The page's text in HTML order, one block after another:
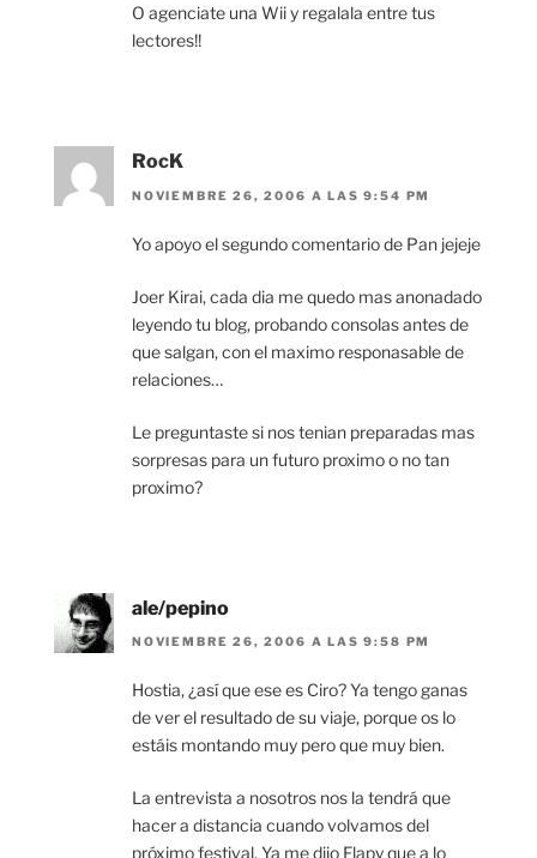
O agenciate una Wii y regalala entre tus
lectores!!
RocK
NOVIEMBRE 26, 2006 A LAS 9:54 PM
Yo apoyo el segundo comentario de Pan jejeje
Joer Kirai, cada dia me quedo mas anonadado
leyendo tu blog, probando consolas antes de
que salgan, con el maximo responasable de
relaciones…
Le preguntaste si nos tenian preparadas mas
sorpresas para un futuro proximo o no tan
proximo?
ale/pepino
NOVIEMBRE 26, 2006 A LAS 9:58 PM
Hostia, ¿así que ese es Ciro? Ya tengo ganas
de ver el resultado de su viaje, porque os lo
estáis montando muy pero que muy bien.
La entrevista a nosotros nos la tendrá que
hacer a distancia cuando volvamos del
próximo festival. Ya me dijo Flapy que a lo